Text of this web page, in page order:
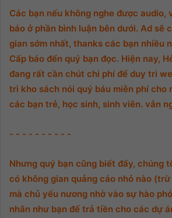
Các bạn nếu không nghe được audio,
báo ở phần bình luận bên dưới. Ad sẽ
gian sớm nhất, thanks các bạn nhiều
Cấp báo đển quý bạn đọc. Hiện nay,
đang rất cần chút chi phí để duy trì
trì kho sách nói quý báu miễn phí cho
các bạn trẻ, học sinh, sinh viên. vẫn
- - - - - - - - - -
Nhưng quý bạn cũng biết đấy, chúng
có không gian quảng cáo nhỏ nào
mà chủ yếu nương nhờ vào sự hào
nhân như bạn để trả tiền cho các dự